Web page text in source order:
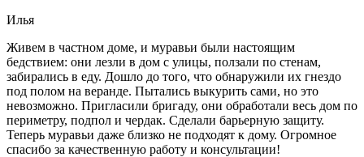
Илья
Живем в частном доме, и муравьи были настоящим
бедствием: они лезли в дом с улицы, ползали по стенам,
забирались в еду. Дошло до того, что обнаружили их гнездо
под полом на веранде. Пытались выкурить сами, но это
невозможно. Пригласили бригаду, они обработали весь дом по
периметру, подпол и чердак. Сделали барьерную защиту.
Теперь муравьи даже близко не подходят к дому. Огромное
спасибо за качественную работу и консультации!